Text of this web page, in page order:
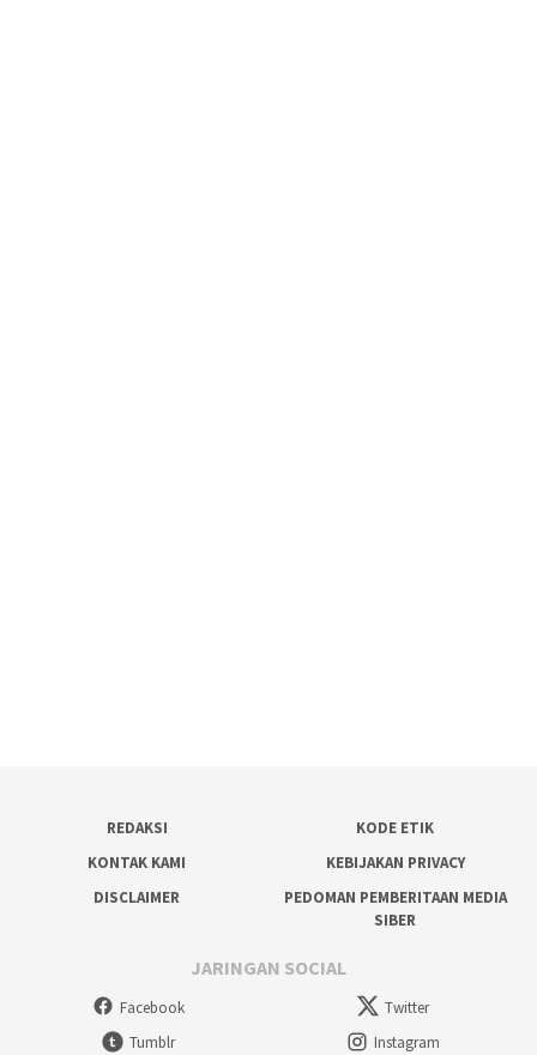
REDAKSI
KODE ETIK
KONTAK KAMI
KEBIJAKAN PRIVACY
DISCLAIMER
PEDOMAN PEMBERITAAN MEDIA
SIBER
JARINGAN SOCIAL
Facebook
Twitter
Tumblr
Instagram